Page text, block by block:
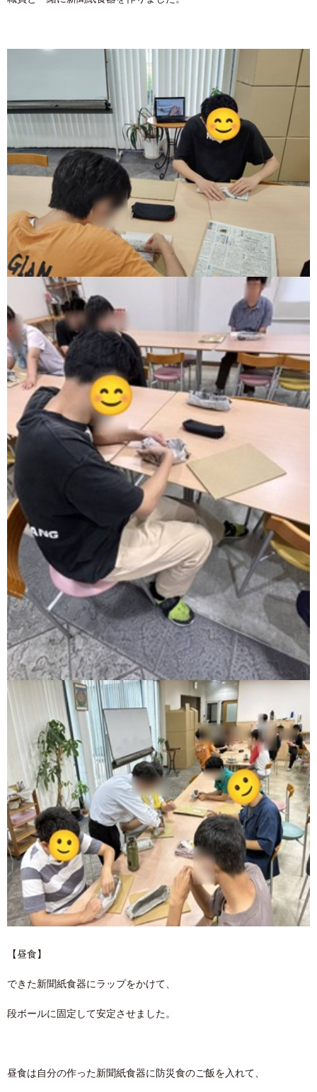
【昼食】
できた新聞紙食器にラップをかけて、
段ボールに固定して安定させました。
昼食は自分の作った新聞紙食器に防災食のご飯を入れて、